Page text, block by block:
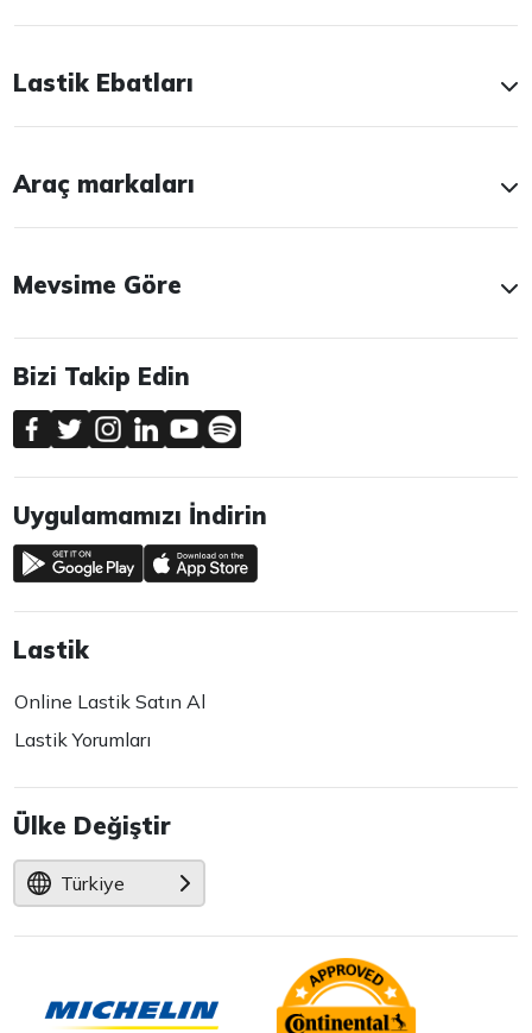
Lastik Ebatları
Araç markaları
Mevsime Göre
Bizi Takip Edin
Uygulamamızı İndirin
Lastik
Online Lastik Satın Al
Lastik Yorumları
Ülke Değiştir
Türkiye